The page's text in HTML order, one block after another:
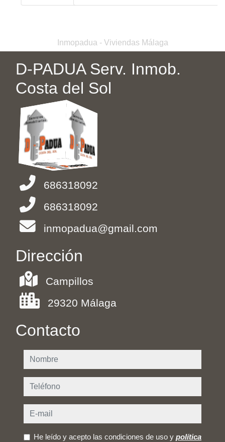
Inmopadua - Viviendas Málaga
D-PADUA Serv. Inmob.
Costa del Sol
686318092
686318092
inmopadua@gmail.com
Dirección
Campillos
29320 Málaga
Contacto
nombre
teléfono
e-mail
He leído y acepto las condiciones de uso y política